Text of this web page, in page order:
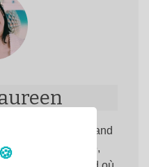
accro à Disneyland
toujours, et ce,